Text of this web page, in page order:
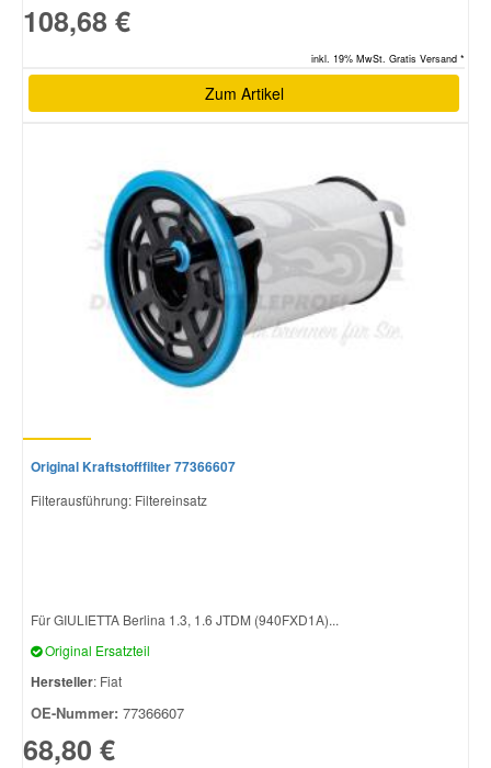
108,68 €
inkl. 19% MwSt. Gratis Versand *
Zum Artikel
Original Kraftstofffilter 77366607
Filterausführung: Filtereinsatz
Für GIULIETTA Berlina 1.3, 1.6 JTDM (940FXD1A)...
Original Ersatzteil
Hersteller: Fiat
OE-Nummer: 77366607
68,80 €
Vauxhall Ersatzteile